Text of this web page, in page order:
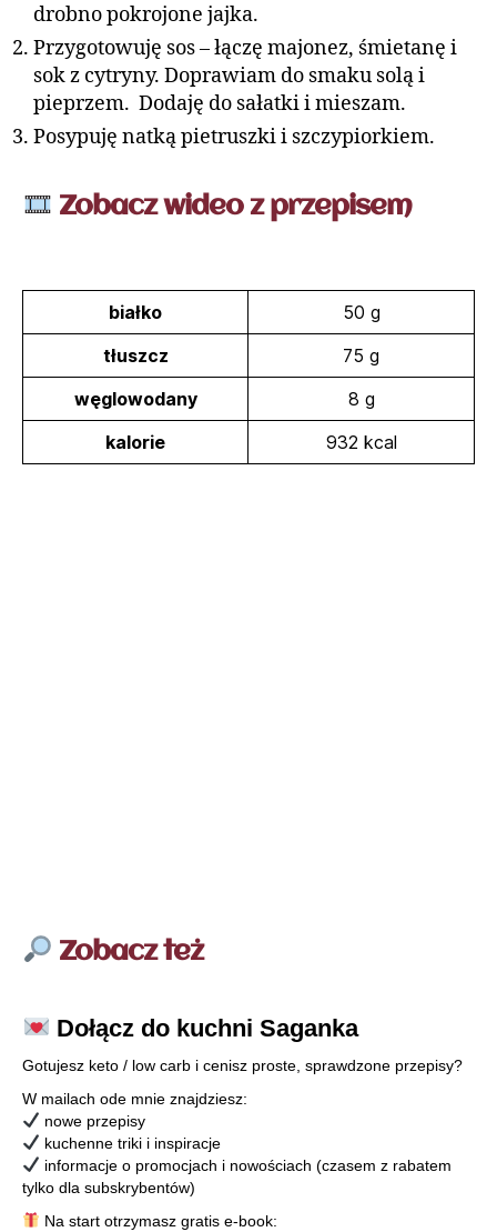
drobno pokrojone jajka.
Przygotowuję sos – łączę majonez, śmietanę i
sok z cytryny. Doprawiam do smaku solą i
pieprzem. Dodaję do sałatki i mieszam.
Posypuję natką pietruszki i szczypiorkiem.
Zobacz wideo z przepisem
białko
50 g
tłuszcz
75 g
węglowodany
8 g
kalorie
932 kcal
Zobacz też
Dołącz do kuchni Saganka
Gotujesz keto / low carb i cenisz proste, sprawdzone przepisy?
W mailach ode mnie znajdziesz:
nowe przepisy
kuchenne triki i inspiracje
informacje o promocjach i nowościach (czasem z rabatem
tylko dla subskrybentów)
Na start otrzymasz gratis e-book: